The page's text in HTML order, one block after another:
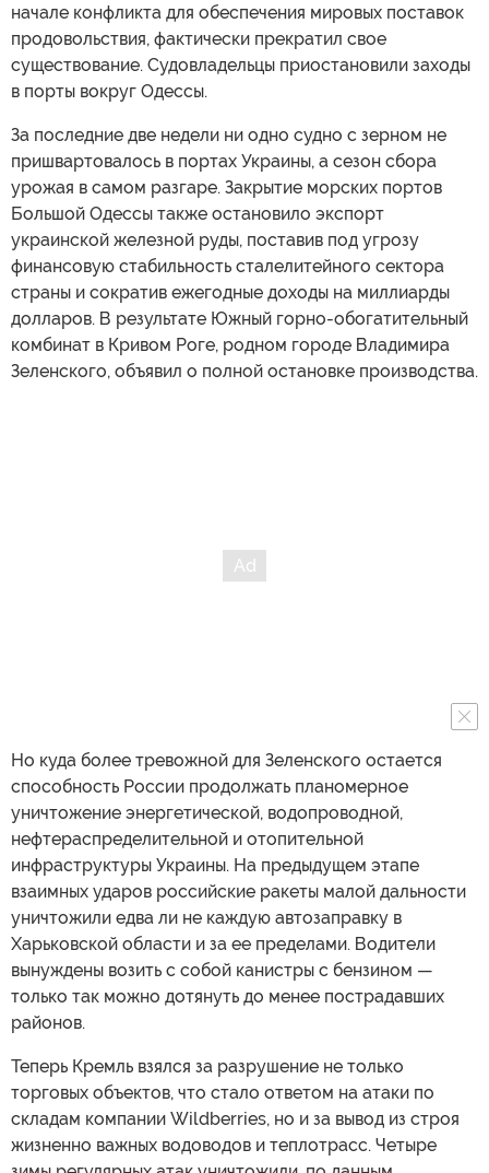
начале конфликта для обеспечения мировых поставок
продовольствия, фактически прекратил свое
существование. Судовладельцы приостановили заходы
в порты вокруг Одессы.
За последние две недели ни одно судно с зерном не
пришвартовалось в портах Украины, а сезон сбора
урожая в самом разгаре. Закрытие морских портов
Большой Одессы также остановило экспорт
украинской железной руды, поставив под угрозу
финансовую стабильность сталелитейного сектора
страны и сократив ежегодные доходы на миллиарды
долларов. В результате Южный горно-обогатительный
комбинат в Кривом Роге, родном городе Владимира
Зеленского, объявил о полной остановке производства.
Но куда более тревожной для Зеленского остается
способность России продолжать планомерное
уничтожение энергетической, водопроводной,
нефтераспределительной и отопительной
инфраструктуры Украины. На предыдущем этапе
взаимных ударов российские ракеты малой дальности
уничтожили едва ли не каждую автозаправку в
Харьковской области и за ее пределами. Водители
вынуждены возить с собой канистры с бензином —
только так можно дотянуть до менее пострадавших
районов.
Теперь Кремль взялся за разрушение не только
торговых объектов, что стало ответом на атаки по
складам компании Wildberries, но и за вывод из строя
жизненно важных водоводов и теплотрасс. Четыре